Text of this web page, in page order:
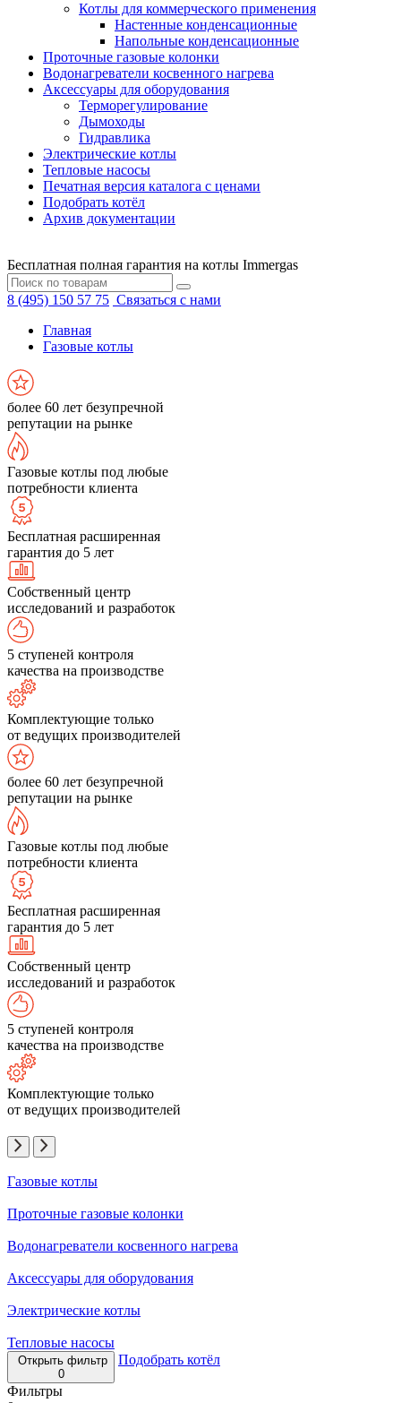
Котлы для коммерческого применения
Настенные конденсационные
Напольные конденсационные
Проточные газовые колонки
Водонагреватели косвенного нагрева
Аксессуары для оборудования
Терморегулирование
Дымоходы
Гидравлика
Электрические котлы
Тепловые насосы
Печатная версия каталога с ценами
Подобрать котёл
Архив документации
Бесплатная полная гарантия на котлы Immergas
8 (495) 150 57 75 Связаться с нами
Главная
Газовые котлы
более 60 лет безупречной
репутации на рынке
Газовые котлы под любые
потребности клиента
Бесплатная расширенная
гарантия до 5 лет
Собственный центр
исследований и разработок
5 ступеней контроля
качества на производстве
Комплектующие только
от ведущих производителей
более 60 лет безупречной
репутации на рынке
Газовые котлы под любые
потребности клиента
Бесплатная расширенная
гарантия до 5 лет
Собственный центр
исследований и разработок
5 ступеней контроля
качества на производстве
Комплектующие только
от ведущих производителей
Газовые котлы
Проточные газовые колонки
Водонагреватели косвенного нагрева
Аксессуары для оборудования
Электрические котлы
Тепловые насосы
Открыть фильтр
0
Подобрать котёл
Фильтры